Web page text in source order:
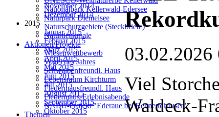
Nationalpark Kellerwald-Edersee
Naturpark Diemelsee
Naturschutzgebiete (Steckbriefe)
Naturdenkmale
Aktionen/Projekte
Wiesenwettbewerb
Vogel des Jahres
Schwalbenfreundl. Haus
Lebensraum Kirchturm
Fledermausfreundl. Haus
Fledermaus-Erlebnisabende
NABU-Projekt "Ederaue bei Rennertehausen"
Themen
November 2014
Dezember 2014
2015
Januar 2015
Februar 2015
März 2015
April 2015
Mai 2015
Juni 2015
Juli 2015
August 2015
September 2015
Oktober 2015
03.02.2026
Viel
Waldeck-